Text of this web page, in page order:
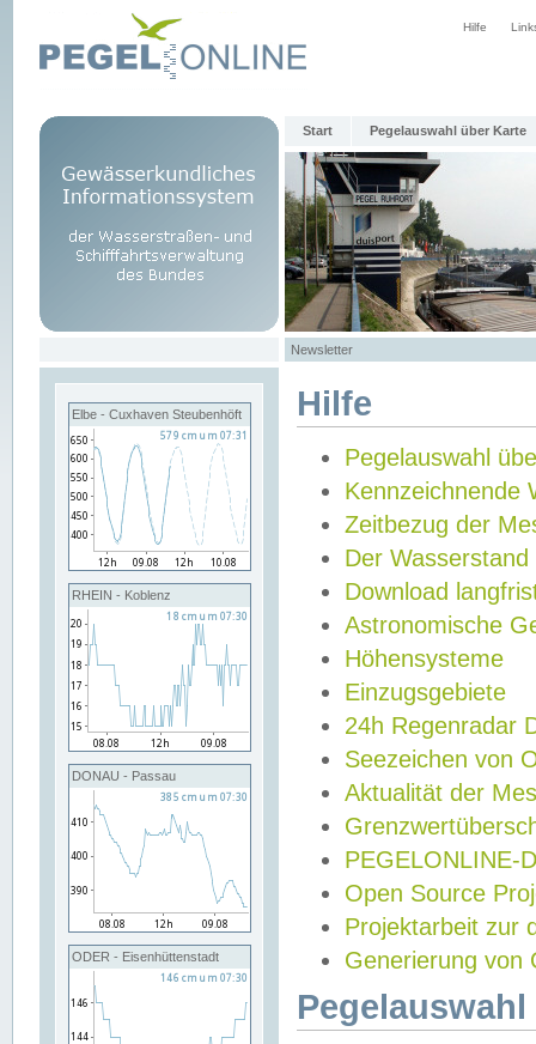
Hilfe
Start Pegelauswahl über Karte
Newsletter
Elbe - Cuxhaven Steubenhöft
RHEIN - Koblenz
DONAU - Passau
ODER - Eisenhüttenstadt
Hilfe
Pegelauswahl
Kennzeichnende
Zeitbezug der
Der Wasserstand
Download
Astronomische
Höhensysteme
Einzugsgebiete
24h Regenradar
Seezeichen von
Aktualität der
PEGELONLINE-
Open Source
Projektarbeit zur
Generierung von